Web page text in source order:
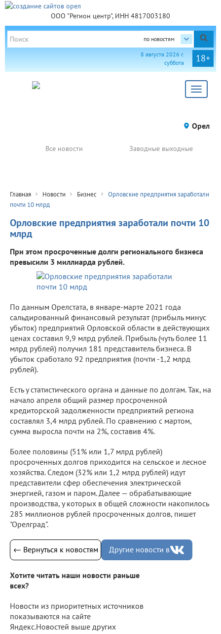
ООО "Регион центр", ИНН 4817003180
по новостям
18+
8 августа 2026 г.
суббота
Toggle
Орел
Все новости Заводные выходные
Главная Новости Бизнес
Орловские предприятия заработали
почти 10 млрд
Орловские предприятия заработали почти 10
млрд
При этом просроченные долги регионального бизнеса
превысили 3 миллиарда рублей.
По данным Орелстата, в январе-марте 2021 года
сальдированный финансовый результат (прибыль минус
убыток) предприятий Орловской области в действующих
ценах составил 9,9 млрд рублей. Прибыль (чуть более 11
млрд рублей) получил 181 представитель бизнеса. В
убыток сработало 92 предприятия (почти -1,2 млрд
рублей).
Есть у статистического органа и данные по долгам. Так, на
начало апреля общий размер просроченной
кредиторской задолженности предприятий региона
составлял 3,4 млрд рублей. По сравнению с мартом,
сумма выросла почти на 2%, составив 4%.
Более половины (51% или 1,7 млрд рублей)
просроченных долгов приходится на сельское и лесное
хозяйства. Следом (32% или 1,2 млрд рублей) идут
представители сфер обеспечения электрической
энергией, газом и паром. Далее — обрабатывающие
производства, у которых в общей сложности накопилось
285 миллионов рублей просроченных долгов, пишет
"Орелград".
← Вернуться к новостям Другие новости в
Хотите читать наши новости раньше
всех?
Новости из приоритетных источников
показываются на сайте
Яндекс.Новостей выше других